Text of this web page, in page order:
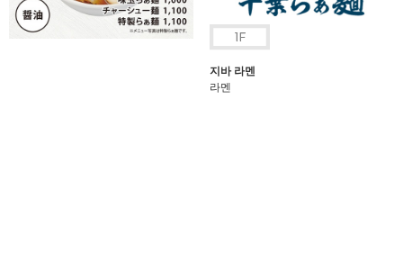
지바 라멘
라멘